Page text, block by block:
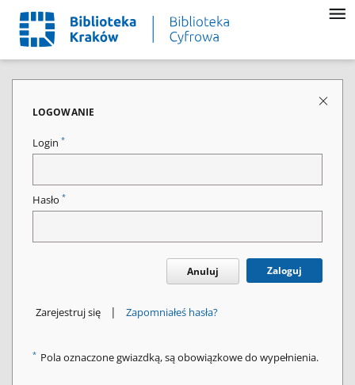
LOGOWANIE
Login *
Hasło *
Anuluj Zaloguj
Zarejestruj się | Zapomniałeś hasła?
* Pola oznaczone gwiazdką, są obowiązkowe do wypełnienia.